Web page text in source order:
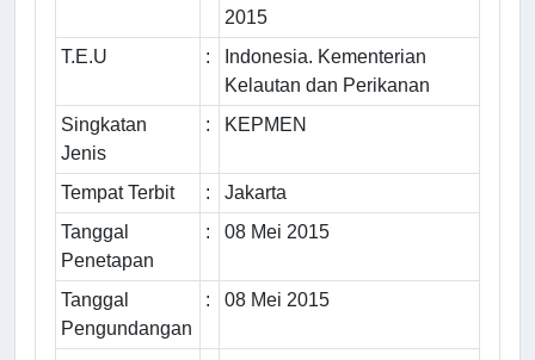
2015
T.E.U
:
Indonesia. Kementerian
Kelautan dan Perikanan
Singkatan
Jenis
: KEPMEN
Tempat Terbit :
Jakarta
Tanggal
Penetapan
: 08 Mei 2015
Tanggal
Pengundangan
: 08 Mei 2015